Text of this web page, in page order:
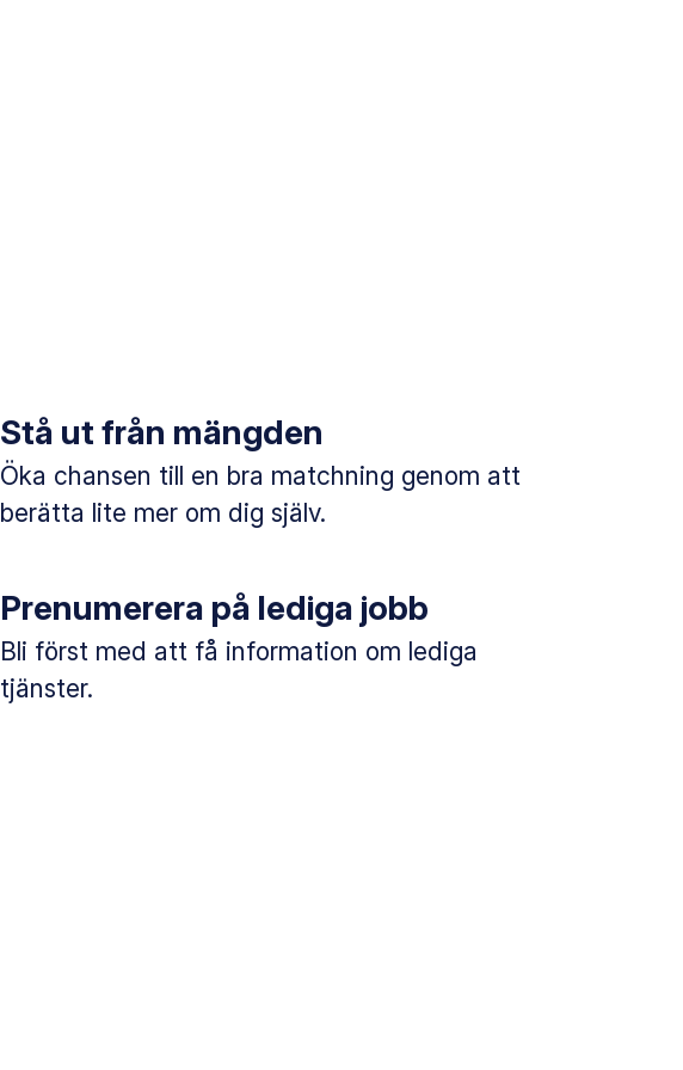
Stå ut från mängden
Öka chansen till en bra matchning genom att
berätta lite mer om dig själv.
Prenumerera på lediga jobb
Bli först med att få information om lediga
tjänster.